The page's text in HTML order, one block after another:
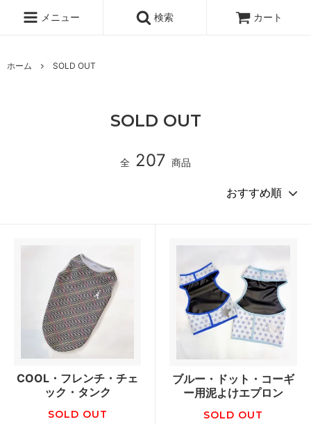
メニュー 検索 カート
ホーム SOLD OUT
SOLD OUT
全 207 商品
COOL・フレンチ・チェ
ック・タンク
SOLD OUT
ブルー・ドット・コーギ
ー用泥よけエプロン
SOLD OUT